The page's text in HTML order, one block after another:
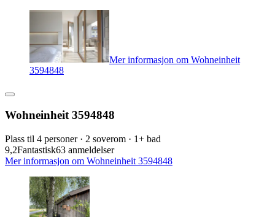
Mer informasjon om Wohneinheit
3594848
Wohneinheit 3594848
Plass til 4 personer · 2 soverom · 1+ bad
9,2Fantastisk63 anmeldelser
Mer informasjon om Wohneinheit 3594848